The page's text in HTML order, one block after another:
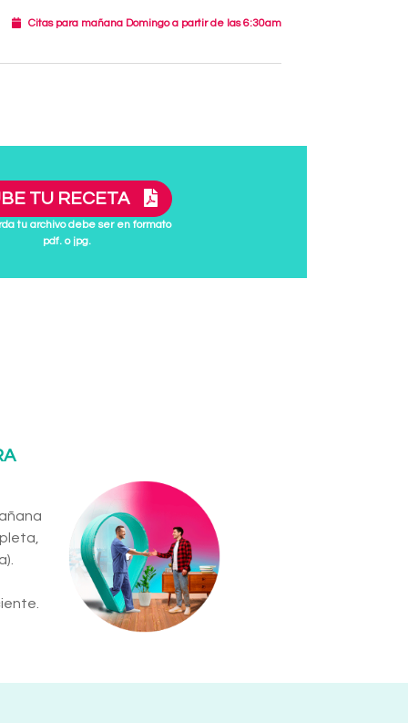
Citas para mañana Domingo a partir de las 6:30am
TU RECETA
tu archivo debe ser en formato
pdf. o jpg.